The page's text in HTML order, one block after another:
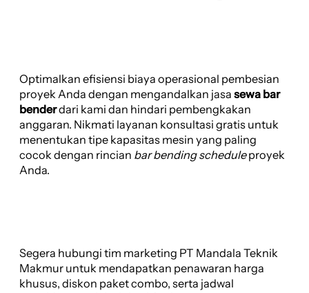
Optimalkan efisiensi biaya operasional pembesian
proyek Anda dengan mengandalkan jasa sewa bar
benderdari kami dan hindari pembengkakan
anggaran. Nikmati layanan konsultasi gratis untuk
menentukan tipe kapasitas mesin yang paling
cocok dengan rincian bar bending scheduleproyek
Anda.
Segera hubungi tim marketing PT Mandala Teknik
Makmur untuk mendapatkan penawaran harga
khusus, diskon paket combo, serta jadwal